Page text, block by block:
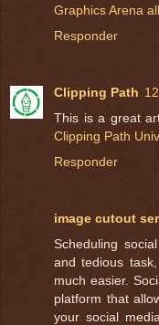
Graphics Arena
Responder
Clipping Path
This is a great
Clipping Path
Responder
image cutout
Scheduling
and tedious
much easier.
platform that
your social